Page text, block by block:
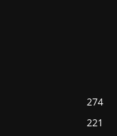
274
221